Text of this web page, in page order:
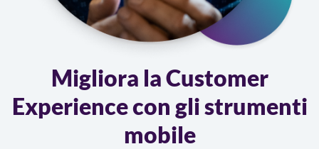
Migliora la Customer
Experience con gli strumenti
mobile